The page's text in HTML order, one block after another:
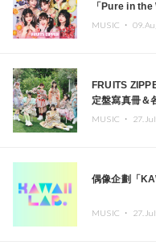
「Pure in
MUSIC ・
FRUITS
定盤寫真冊＆
界發信的藝術
MUSIC ・
偶像企劃「
MUSIC ・